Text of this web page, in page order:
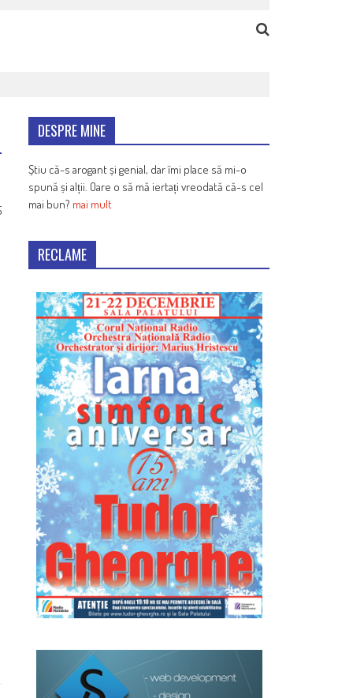
DESPRE MINE
Știu că-s arogant și genial, dar îmi place să mi-o
spună și alții. Oare o să mă iertați vreodată că-s cel
mai bun? mai mult
RECLAME